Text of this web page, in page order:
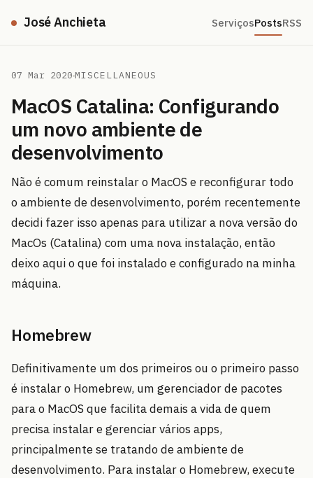
José Anchieta ServiçosPostsRSS
07 Mar 2020 MISCELLANEOUS
MacOS Catalina: Configurando
um novo ambiente de
desenvolvimento
Não é comum reinstalar o MacOS e reconfigurar todo
o ambiente de desenvolvimento, porém recentemente
decidi fazer isso apenas para utilizar a nova versão do
MacOs (Catalina) com uma nova instalação, então
deixo aqui o que foi instalado e configurado na minha
máquina.
Homebrew
Definitivamente um dos primeiros ou o primeiro passo
é instalar o Homebrew, um gerenciador de pacotes
para o MacOS que facilita demais a vida de quem
precisa instalar e gerenciar vários apps,
principalmente se tratando de ambiente de
desenvolvimento. Para instalar o Homebrew, execute